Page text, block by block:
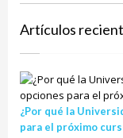
Artículos
¿Por qué la
para el próximo